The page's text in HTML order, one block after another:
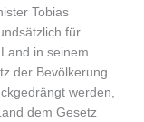
Tobias
für
in seinem
der Bevölkerung
werden,
dem Gesetz